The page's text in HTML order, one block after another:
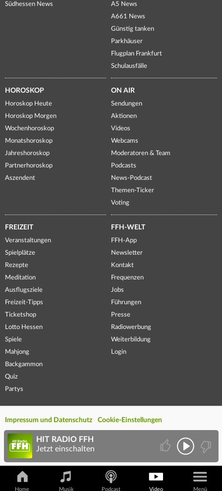
Südhessen News
A5 News
A661 News
Günstig tanken
Parkhäuser
Flugplan Frankfurt
Schulausfälle
HOROSKOP
Horoskop Heute
Horoskop Morgen
Wochenhoroskop
Monatshoroskop
Jahreshoroskop
Partnerhoroskop
Aszendent
ON AIR
Sendungen
Aktionen
Videos
Webcams
Moderatoren & Team
Podcasts
News-Podcast
Themen-Ticker
Voting
FREIZEIT
Veranstaltungen
Spielplätze
Rezepte
Meditation
Ausflugsziele
Freizeit-Tipps
Ticketshop
Lotto Hessen
Spiele
Mahjong
Backgammon
Quiz
Partys
FFH-WELT
FFH-App
Newsletter
Kontakt
Frequenzen
Jobs
Führungen
Presse
Radiowerbung
Weiterbildung
Login
Impressum und Datenschutz Cookie-Einstellungen
Home Musik Podcast Video Menü
HIT RADIO FFH
Jetzt einschalten